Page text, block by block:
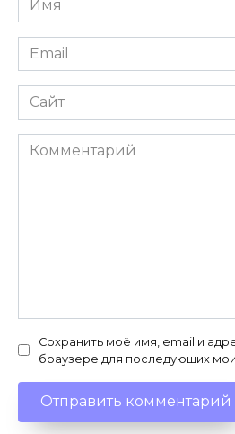
*
Email
*
Сайт
Комментарий
Сохранить моё имя, email и
браузере для последующих